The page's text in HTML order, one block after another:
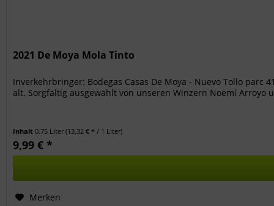
2021 De Moya Mola Tinto
Inverkehrbringer: Bodegas Casas De Moya - Nuevo Tollo parc
alt. Sorgfältig ausgewählt von unseren Winzern Noemí Arroyo
Inhalt0.75 Liter(13,32 € * / 1 Liter)
9,99 € *
Merken